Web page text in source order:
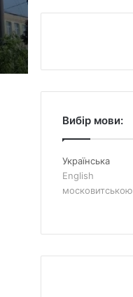
Вибір мови:
Українська
English
московитською